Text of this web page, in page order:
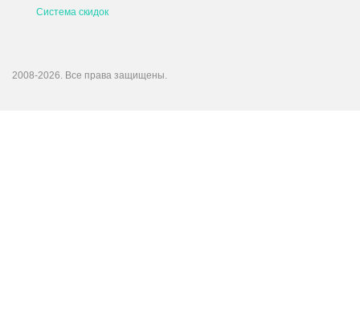
Система скидок
2008-2026. Все права защищены.